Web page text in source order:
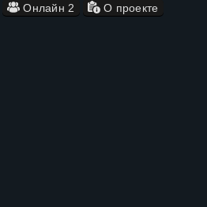
Онлайн 2 О проекте